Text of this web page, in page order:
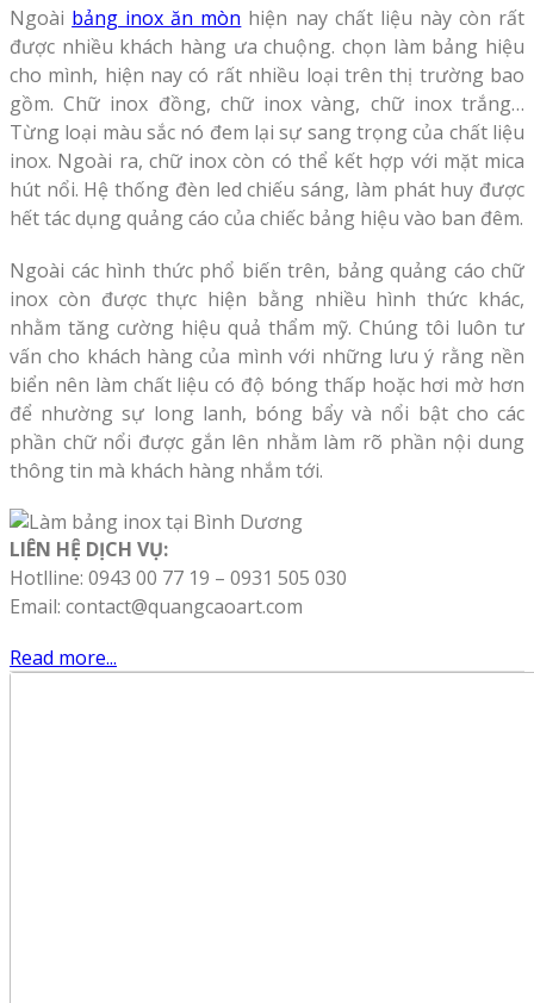
Ngoài bảng inox ăn mòn hiện nay chất liệu này còn rất
được nhiều khách hàng ưa chuộng. chọn làm bảng hiệu
cho mình, hiện nay có rất nhiều loại trên thị trường bao
gồm. Chữ inox đồng, chữ inox vàng, chữ inox trắng…
Từng loại màu sắc nó đem lại sự sang trọng của chất liệu
inox. Ngoài ra, chữ inox còn có thể kết hợp với mặt mica
hút nổi. Hệ thống đèn led chiếu sáng, làm phát huy được
hết tác dụng quảng cáo của chiếc bảng hiệu vào ban đêm.
Ngoài các hình thức phổ biến trên, bảng quảng cáo chữ
inox còn được thực hiện bằng nhiều hình thức khác,
nhằm tăng cường hiệu quả thẩm mỹ. Chúng tôi luôn tư
vấn cho khách hàng của mình với những lưu ý rằng nền
biển nên làm chất liệu có độ bóng thấp hoặc hơi mờ hơn
để nhường sự long lanh, bóng bẩy và nổi bật cho các
phần chữ nổi được gắn lên nhằm làm rõ phần nội dung
thông tin mà khách hàng nhắm tới.
LIÊN HỆ DỊCH VỤ:
Hotlline: 0943 00 77 19 – 0931 505 030
Email: contact@quangcaoart.com
Read more...